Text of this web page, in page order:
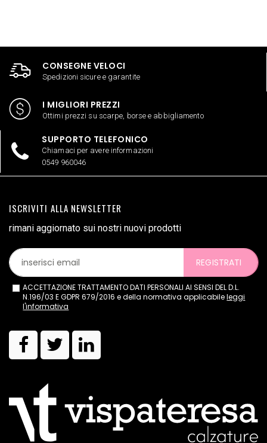
CONSEGNE VELOCI
Spedizioni sicure e garantite
I MIGLIORI PREZZI
Ottimi prezzi su scarpe, borse e abbigliamento
SUPPORTO TELEFONICO
Chiamaci per avere informazioni
0549 960046
ISCRIVITI ALLA NEWSLETTER
rimani aggiornato sui nostri nuovi prodotti
REGISTRATI
ACCETTAZIONE TRATTAMENTO DATI PERSONALI AI SENSI DEL D.L.
N.196/03 E GDPR 679/2016 e della normativa applicabileleggi
l'informativa